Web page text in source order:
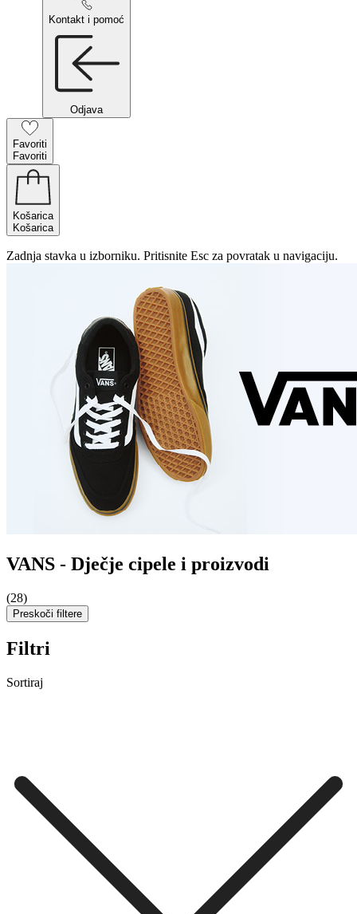
Kontakt i pomoć
Odjava
Favoriti
Favoriti
Košarica
Košarica
Zadnja stavka u izborniku. Pritisnite Esc za povratak u navigaciju.
VANS - Dječje cipele i proizvodi
(28)
Preskoči filtere
Filtri
Sortiraj